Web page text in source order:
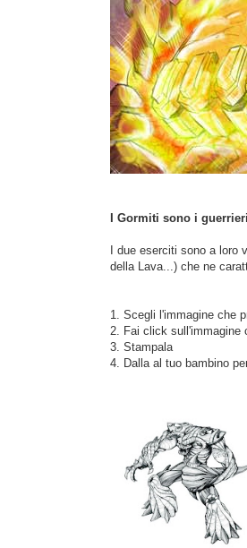
I Gormiti sono i
I due eserciti sono a loro
della Lava...) che ne
1. Scegli l'immagine che
2. Fai click sull'immagine
3. Stampala
4. Dalla al tuo bambino